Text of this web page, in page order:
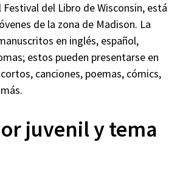
Festival del Libro de Wisconsin, está
de la zona de Madison. La
en inglés, español,
estos pueden presentarse en
canciones, poemas, cómics,
juvenil y tema